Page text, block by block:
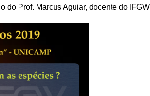
do Prof. Marcus Aguiar, docente do